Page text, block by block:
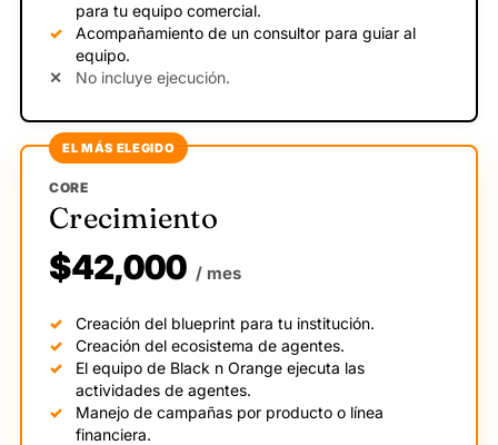
para tu equipo comercial.
Acompañamiento de un consultor para guiar al
equipo.
No incluye ejecución.
EL MÁS ELEGIDO
CORE
Crecimiento
$42,000 / mes
Creación del blueprint para tu institución.
Creación del ecosistema de agentes.
El equipo de Black n Orange ejecuta las
actividades de agentes.
Manejo de campañas por producto o línea
financiera.